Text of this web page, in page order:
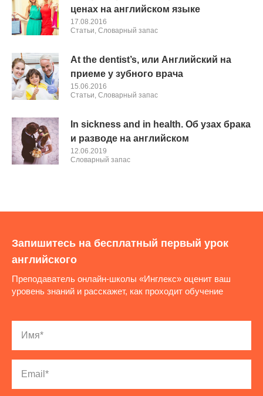
ценах на английском языке
17.08.2016
Cтатьи, Словарный запас
At the dentist’s, или Английский на
приеме у зубного врача
15.06.2016
Cтатьи, Словарный запас
In sickness and in health. Об узах брака
и разводе на английском
12.06.2019
Словарный запас
Запишитесь на бесплатный первый урок
английского
Преподаватель онлайн-школы «Инглекс» оценит ваш
уровень знаний и расскажет, как проходит обучение